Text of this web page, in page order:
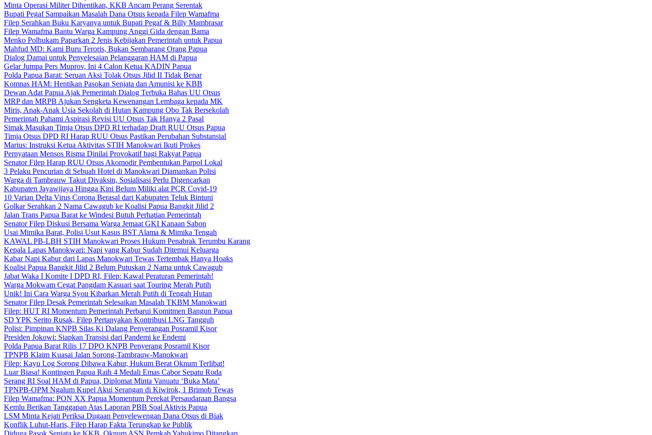
Minta Operasi Militer Dihentikan, KKB Ancam Perang Serentak
Bupati Pegaf Sampaikan Masalah Dana Otsus kepada Filep Wamafma
Filep Serahkan Buku Karyanya untuk Bupati Pegaf & Billy Mambrasar
Filep Wamafma Bantu Warga Kampung Anggi Gida dengan Bama
Menko Polhukam Paparkan 2 Jenis Kebijakan Pemerintah untuk Papua
Mahfud MD: Kami Buru Teroris, Bukan Sembarang Orang Papua
Dialog Damai untuk Penyelesaian Pelanggaran HAM di Papua
Gelar Jumpa Pers Muprov, Ini 4 Calon Ketua KADIN Papua
Polda Papua Barat: Seruan Aksi Tolak Otsus Jilid II Tidak Benar
Komnas HAM: Hentikan Pasokan Senjata dan Amunisi ke KBB
Dewan Adat Papua Ajak Pemerintah Dialog Terbuka Bahas UU Otsus
MRP dan MRPB Ajukan Sengketa Kewenangan Lembaga kepada MK
Miris, Anak-Anak Usia Sekolah di Hutan Kampung Obo Tak Bersekolah
Pemerintah Pahami Aspirasi Revisi UU Otsus Tak Hanya 2 Pasal
Simak Masukan Timja Otsus DPD RI terhadap Draft RUU Otsus Papua
Timja Otsus DPD RI Harap RUU Otsus Pastikan Perubahan Substansial
Marius: Instruksi Ketua Aktivitas STIH Manokwari Ikuti Prokes
Pernyataan Mensos Risma Dinilai Provokatif bagi Rakyat Papua
Senator Filep Harap RUU Otsus Akomodir Pembentukan Parpol Lokal
3 Pelaku Pencurian di Sebuah Hotel di Manokwari Diamankan Polisi
Warga di Tambrauw Takut Divaksin, Sosialisasi Perlu Digencarkan
Kabupaten Jayawijaya Hingga Kini Belum Miliki alat PCR Covid-19
10 Varian Delta Virus Corona Berasal dari Kabupaten Teluk Bintuni
Golkar Serahkan 2 Nama Cawagub ke Koalisi Papua Bangkit Jilid 2
Jalan Trans Papua Barat ke Windesi Butuh Perhatian Pemerintah
Senator Filep Diskusi Bersama Warga Jemaat GKI Kanaan Sabon
Usai Mimika Barat, Polisi Usut Kasus BST Alama & Mimika Tengah
KAWAL PB-LBH STIH Manokwari Proses Hukum Penabrak Terumbu Karang
Kepala Lapas Manokwari: Napi yang Kabur Sudah Ditemui Keluarga
Kabar Napi Kabur dari Lapas Manokwari Tewas Tertembak Hanya Hoaks
Koalisi Papua Bangkit Jilid 2 Belum Putuskan 2 Nama untuk Cawagub
Jabat Waka I Komite I DPD RI, Filep: Kawal Peraturan Pemerintah!
Warga Mokwam Cegat Pangdam Kasuari saat Touring Merah Putih
Unik! Ini Cara Warga Syou Kibarkan Merah Putih di Tengah Hutan
Senator Filep Desak Pemerintah Selesaikan Masalah TKBM Manokwari
Filep: HUT RI Momentum Pemerintah Perbarui Komitmen Bangun Papua
SD YPK Serito Rusak, Filep Pertanyakan Kontribusi LNG Tangguh
Polisi: Pimpinan KNPB Silas Ki Dalang Penyerangan Posramil Kisor
Presiden Jokowi: Siapkan Transisi dari Pandemi ke Endemi
Polda Papua Barat Rilis 17 DPO KNPB Penyerang Posramil Kisor
TPNPB Klaim Kuasai Jalan Sorong-Tambrauw-Manokwari
Filep: Kayu Log Sorong Dibawa Kabur, Hukum Berat Oknum Terlibat!
Luar Biasa! Kontingen Papua Raih 4 Medali Emas Cabor Sepatu Roda
Serang RI Soal HAM di Papua, Diplomat Minta Vanuatu ‘Buka Mata’
TPNPB-OPM Ngalum Kupel Akui Serangan di Kiwirok, 1 Brimob Tewas
Filep Wamafma: PON XX Papua Momentum Perekat Persaudaraan Bangsa
Kemlu Berikan Tanggapan Atas Laporan PBB Soal Aktivis Papua
LSM Minta Kejati Periksa Dugaan Penyelewengan Dana Otsus di Biak
Konflik Luhut-Haris, Filep Harap Fakta Terungkap ke Publik
Diduga Pasok Senjata ke KKB, Oknum ASN Pemkab Yahukimo Ditangkap